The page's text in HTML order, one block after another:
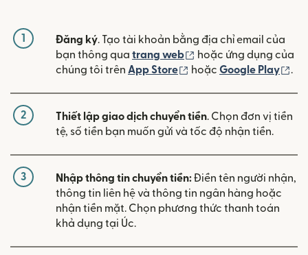
1 Đăng ký. Tạo tài khoản bằng địa chỉ email của
bạn thông qua trang web (mở trong cửa sổ mới)
hoặc ứng dụng của
chúng tôi trên App Store (mở trong cửa sổ mới)
hoặc Google Play .
2 Thiết lập giao dịch chuyển tiền. Chọn đơn vị tiền
tệ, số tiền bạn muốn gửi và tốc độ nhận tiền.
3 Nhập thông tin chuyển tiền:Điền tên người nhận,
thông tin liên hệ và thông tin ngân hàng hoặc
nhận tiền mặt. Chọn phương thức thanh toán
khả dụng tại Úc.